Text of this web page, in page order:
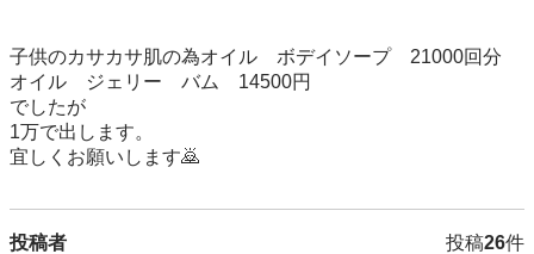
子供のカサカサ肌の為オイル　ボデイソープ　21000回分
オイル　ジェリー　バム　14500円
でしたが
1万で出します。
宜しくお願いします🙇
投稿者 投稿26件